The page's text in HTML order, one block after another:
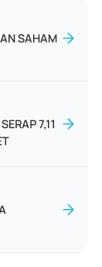
SAHAM
7,11